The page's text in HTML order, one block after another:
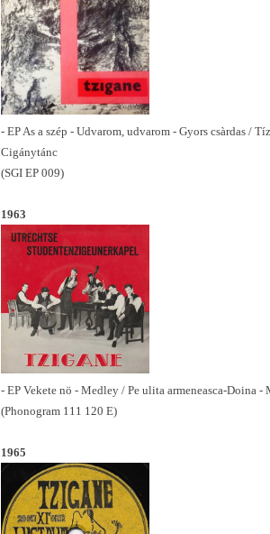
- EP As a szép - Udvarom, udvarom - Gyors csàrdas /
Cigánytánc
(SGI EP 009)
1963
- EP Vekete nö - Medley / Pe ulita armeneasca-Doina -
(Phonogram 111 120 E)
1965